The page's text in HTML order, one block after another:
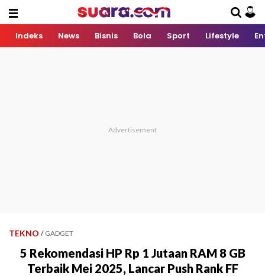
Indeks News Bisnis Bola Sport Lifestyle
TEKNO / GADGET
5 Rekomendasi HP Rp 1 Jutaan RAM 8 GB
Terbaik Mei 2025, Lancar Push Rank FF